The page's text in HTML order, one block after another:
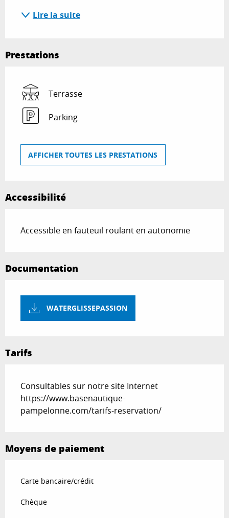
Lire la suite
Prestations
Terrasse
Parking
AFFICHER TOUTES LES PRESTATIONS
Accessibilité
Accessible en fauteuil roulant en autonomie
Documentation
WATERGLISSEPASSION
Tarifs
Consultables sur notre site Internet
https://www.basenautique-
pampelonne.com/tarifs-reservation/
Moyens de paiement
Carte bancaire/crédit
Chèque